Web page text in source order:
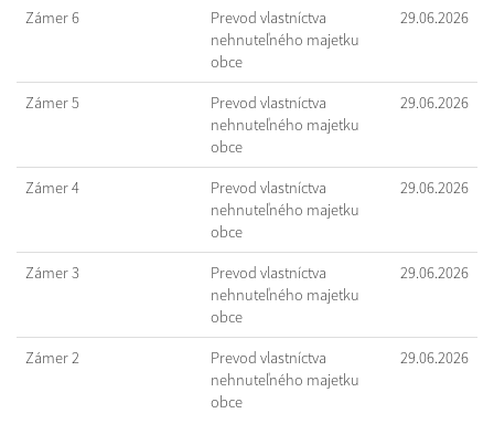
Zámer 6
Prevod vlastníctva
nehnuteľného majetku
obce
29.06.2026
Zámer 5
Prevod vlastníctva
nehnuteľného majetku
obce
29.06.2026
Zámer 4
Prevod vlastníctva
nehnuteľného majetku
obce
29.06.2026
Zámer 3
Prevod vlastníctva
nehnuteľného majetku
obce
29.06.2026
Zámer 2
Prevod vlastníctva
nehnuteľného majetku
obce
29.06.2026